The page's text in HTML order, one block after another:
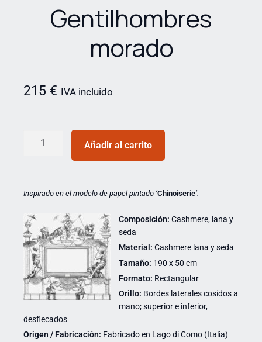
Gentilhombres
morado
215 € IVA incluido
Añadir al carrito
Inspirado en el modelo de papel pintado ‘Chinoiserie‘.
Composición: Cashmere, lana y
seda
Material: Cashmere lana y seda
Tamaño: 190 x 50 cm
Formato: Rectangular
Orillo: Bordes laterales cosidos a
mano; superior e inferior,
desflecados
Origen / Fabricación: Fabricado en Lago di Como (Italia)